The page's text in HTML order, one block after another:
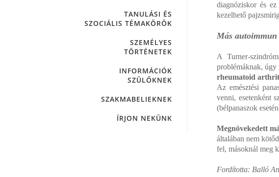
TANULÁSI ÉS
SZOCIÁLIS TÉMAKÖRÖK
SZEMÉLYES
TÖRTÉNETEK
INFORMÁCIÓK
SZÜLŐKNEK
SZAKMABELIEKNEK
ÍRJON NEKÜNK
diagnóziskor és
kezelhető
Más
A Turner-
problémáknak, úgy
rheumatoid
Az emésztési
venni, esetenként
(bélpanaszok
Megnövekedett
általában nem
fel, másoknál meg
Fordította: Balló